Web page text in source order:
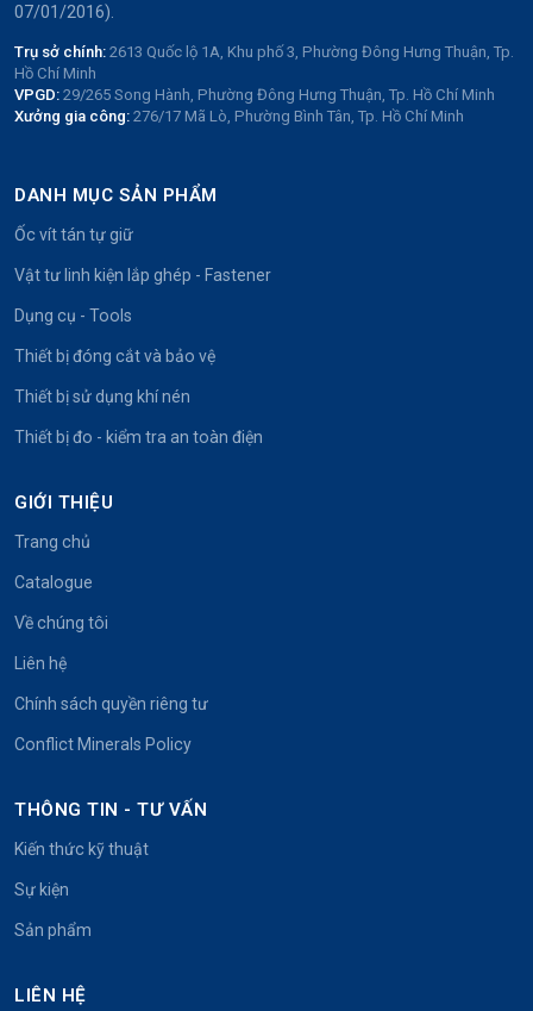
07/01/2016).
Trụ sở chính: 2613 Quốc lộ 1A, Khu phố 3, Phường Đông Hưng Thuận, Tp.
Hồ Chí Minh
VPGD: 29/265 Song Hành, Phường Đông Hưng Thuận, Tp. Hồ Chí Minh
Xưởng gia công: 276/17 Mã Lò, Phường Bình Tân, Tp. Hồ Chí Minh
DANH MỤC SẢN PHẨM
Ốc vít tán tự giữ
Vật tư linh kiện lắp ghép - Fastener
Dụng cụ - Tools
Thiết bị đóng cắt và bảo vệ
Thiết bị sử dụng khí nén
Thiết bị đo - kiểm tra an toàn điện
GIỚI THIỆU
Trang chủ
Catalogue
Về chúng tôi
Liên hệ
Chính sách quyền riêng tư
Conflict Minerals Policy
THÔNG TIN - TƯ VẤN
Kiến thức kỹ thuật
Sự kiện
Sản phẩm
LIÊN HỆ